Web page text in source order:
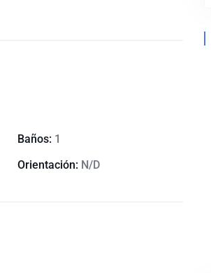
Baños: 1
Orientación: N/D